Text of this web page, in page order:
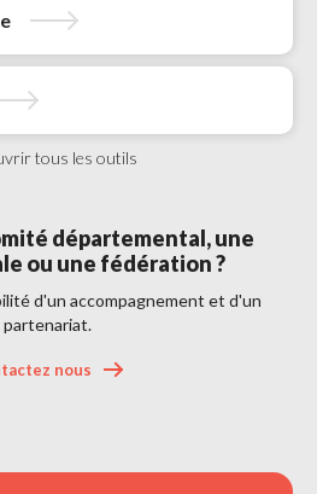
tous les outils
départemental, une
ou une fédération ?
d'un accompagnement et d'un
partenariat.
nous